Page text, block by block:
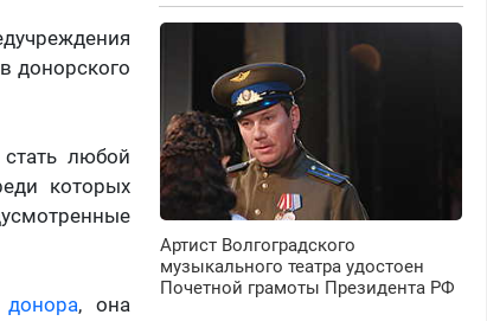
донорского
любой
которых
, она
Артист Волгоградского
музыкального театра удостоен
Почетной грамоты Президента РФ